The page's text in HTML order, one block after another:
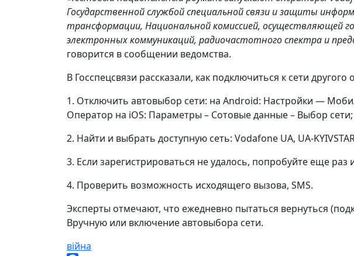
Государственной службой специальной связи и защиты
трансформации, Национальной комиссией, осуществляющей
электронных коммуникаций, радиочастотного спектра и
говорится в сообщении ведомства.
В Госспецсвязи рассказали, как подключиться к сети
1️. Отключить автовыбор сети: на Android: Настройки —
Оператор на iOS: Параметры – Сотовые данные – Выбор сети;
2️. Найти и выбрать доступную сеть: Vodafone UA, UA-KYIVSTAR
3️. Если зарегистрироваться не удалось, попробуйте еще раз
4️. Проверить возможность исходящего вызова, SMS.
Эксперты отмечают, что ежедневно пытаться вернуться
Вручную или включение автовыбора сети.
війна